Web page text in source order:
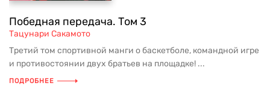
Победная передача. Том 3
Тацунари Сакамото
Третий том спортивной манги о баскетболе, командной игре
и противостоянии двух братьев на площадке! ...
ПОДРОБНЕЕ